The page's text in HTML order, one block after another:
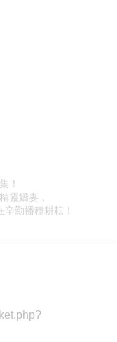
！
靈嬌妻，
勤播種耕耘！